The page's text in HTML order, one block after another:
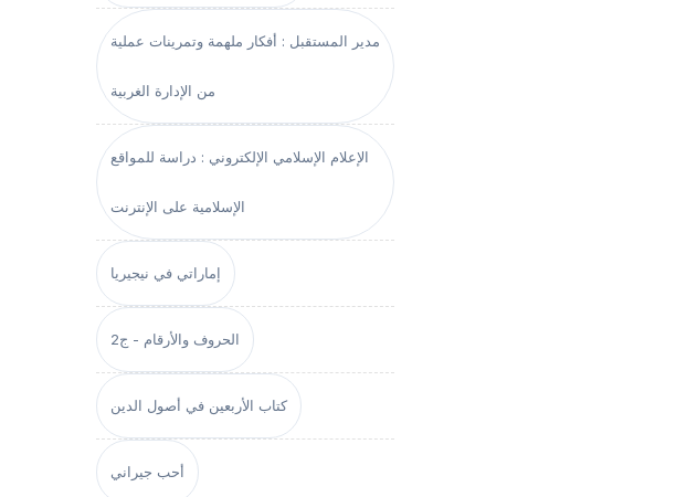
مدير المستقبل : أفكار ملهمة وتمرينات عملية
من الإدارة الغربية
الإعلام الإسلامي الإلكتروني : دراسة للمواقع
الإسلامية على الإنترنت
إماراتي في نيجيريا
الحروف والأرقام - ج2
كتاب الأربعين في أصول الدين
أحب جيراني